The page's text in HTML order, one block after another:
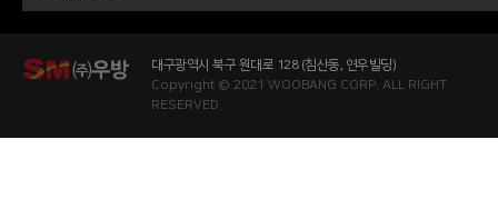
대구광역시 북구 원대로 128 (침산동, 연우빌딩)
Copyright © 2021 WOOBANG CORP. ALL RIGHT
RESERVED.